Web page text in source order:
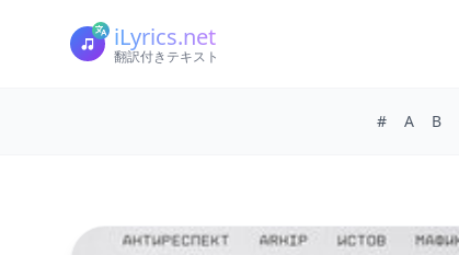
iLyrics.net
翻訳付きテキスト
# A B